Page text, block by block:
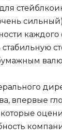
каждого
впервые